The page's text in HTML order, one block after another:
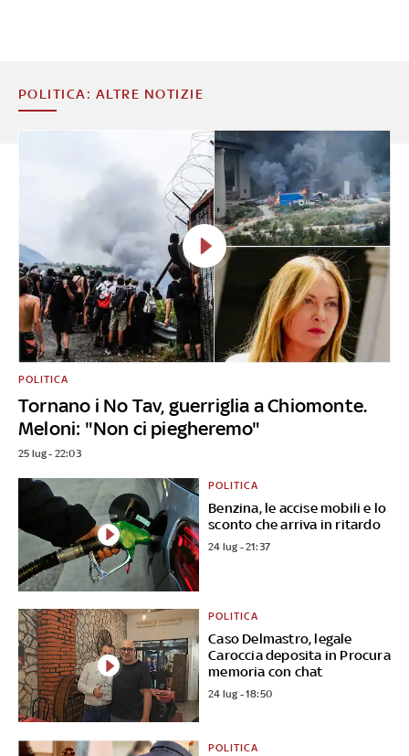
POLITICA: ALTRE NOTIZIE
Tornano i No Tav, guerriglia a Chiomonte.
Meloni: "Non ci piegheremo"
POLITICA
25 lug - 22:03
Benzina, le accise mobili e lo
sconto che arriva in ritardo
POLITICA
24 lug - 21:37
Caso Delmastro, legale
Caroccia deposita in Procura
memoria con chat
POLITICA
24 lug - 18:50
POLITICA